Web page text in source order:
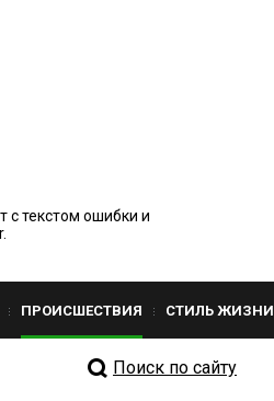
с текстом ошибки и
ПРОИСШЕСТВИЯ СТИЛЬ ЖИЗНИ
Поиск по сайту